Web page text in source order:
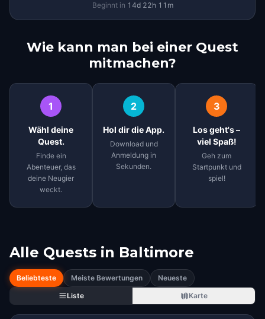
Beginnt in 14d 22h 11 m
Wie kann man bei einer Quest
mitmachen?
1
Wähl deine
Quest.
Finde ein
Abenteuer, das
deine Neugier
weckt.
2
Hol dir die App.
Download und
Anmeldung in
Sekunden.
3
Los geht's –
viel Spaß!
Geh zum
Startpunkt und
spiel!
Alle Quests in Baltimore
Beliebteste Meiste Bewertungen
Neueste
Liste
Karte